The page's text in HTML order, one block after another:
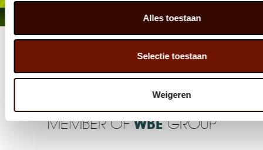
Alles toestaan
Selectie toestaan
Weigeren
MEMBER OFWBEGROUP